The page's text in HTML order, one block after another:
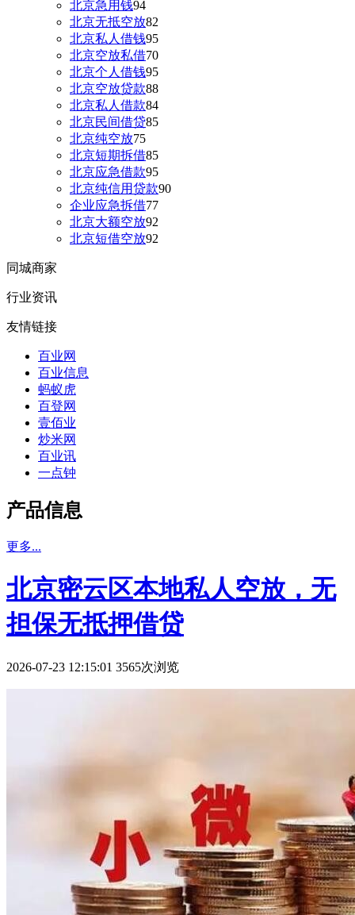
北京急用钱94
北京无抵空放82
北京私人借钱95
北京空放私借70
北京个人借钱95
北京空放贷款88
北京私人借款84
北京民间借贷85
北京纯空放75
北京短期拆借85
北京应急借款95
北京纯信用贷款90
企业应急拆借77
北京大额空放92
北京短借空放92
同城商家
行业资讯
友情链接
百业网
百业信息
蚂蚁虎
百登网
壹佰业
炒米网
百业讯
一点钟
产品信息
更多...
北京密云区本地私人空放，无
担保无抵押借贷
2026-07-23 12:15:01 3565次浏览